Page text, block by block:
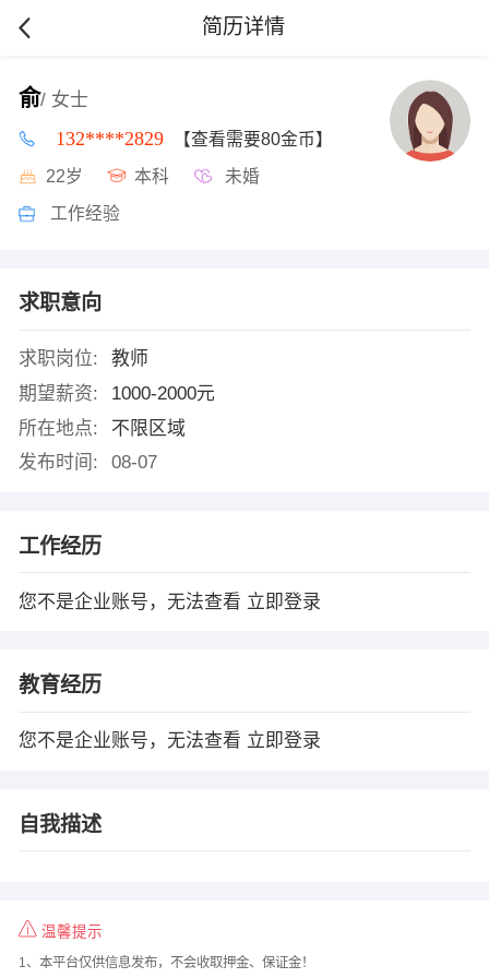
简历详情
俞/ 女士
132****2829 【查看需要80金币】
22岁 本科 未婚
工作经验
求职意向
求职岗位:
教师
期望薪资:
1000-2000元
所在地点:
不限区域
发布时间:
08-07
工作经历
您不是企业账号，无法查看 立即登录
教育经历
您不是企业账号，无法查看 立即登录
自我描述
温馨提示
1、本平台仅供信息发布，不会收取押金、保证金！